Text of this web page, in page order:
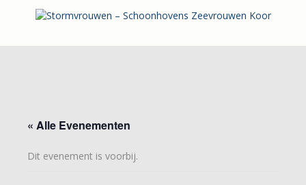
« Alle Evenementen
Dit evenement is voorbij.